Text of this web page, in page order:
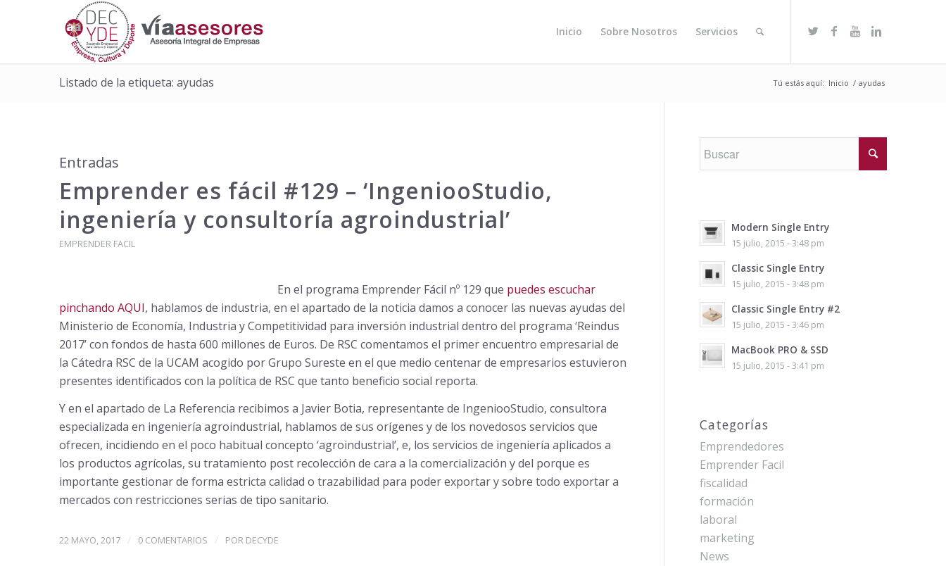
Inicio Sobre Nosotros Servicios
Listado de la etiqueta: ayudas Tú estás aquí: Inicio / ayudas
Entradas
Emprender es fácil #129 – ‘IngeniooStudio,
ingeniería y consultoría agroindustrial’
EMPRENDER FACIL
En el programa Emprender Fácil nº 129 que puedes escuchar
pinchando AQUI, hablamos de industria, en el apartado de la noticia damos a conocer las nuevas ayudas del
Ministerio de Economía, Industria y Competitividad para inversión industrial dentro del programa ‘Reindus
2017’ con fondos de hasta 600 millones de Euros. De RSC comentamos el primer encuentro empresarial de
la Cátedra RSC de la UCAM acogido por Grupo Sureste en el que medio centenar de empresarios estuvieron
presentes identificados con la política de RSC que tanto beneficio social reporta.
Y en el apartado de La Referencia recibimos a Javier Botia, representante de IngeniooStudio, consultora
especializada en ingeniería agroindustrial, hablamos de sus orígenes y de los novedosos servicios que
ofrecen, incidiendo en el poco habitual concepto ‘agroindustrial’, e, los servicios de ingeniería aplicados a
los productos agrícolas, su tratamiento post recolección de cara a la comercialización y del porque es
importante gestionar de forma estricta calidad o trazabilidad para poder exportar y sobre todo exportar a
mercados con restricciones serias de tipo sanitario.
22 MAYO, 2017 / 0 COMENTARIOS / POR DECYDE
Modern Single Entry
15 julio, 2015 - 3:48 pm
Classic Single Entry
15 julio, 2015 - 3:48 pm
Classic Single Entry #2
15 julio, 2015 - 3:46 pm
MacBook PRO & SSD
15 julio, 2015 - 3:41 pm
Categorías
Emprendedores
Emprender Facil
fiscalidad
formación
laboral
marketing
News